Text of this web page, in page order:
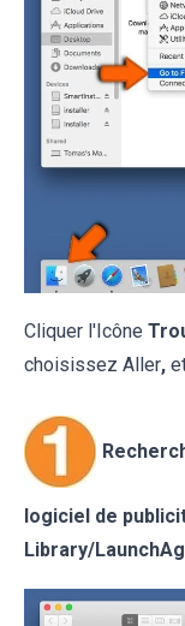
Cliquer l'Icône
choisissez Aller,
logiciel de
Library/